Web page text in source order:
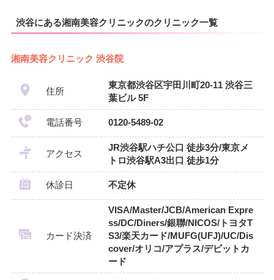
渋谷にある湘南美容クリニックのクリニック一覧
湘南美容クリニック 渋谷院
住所
東京都渋谷区宇田川町20-11 渋谷三
葉ビル 5F
電話番号 0120-5489-02
アクセス
JR渋谷駅ハチ公口 徒歩3分/東京メ
トロ渋谷駅A3出口 徒歩1分
休診日 不定休
カード決済
VISA/Master/JCB/American Expre
ss/DC/Diners/銀聯/NICOS/トヨタT
S3/楽天カード/MUFG(UFJ)/UC/Dis
cover/オリコ/アプラス/デビットカ
ード